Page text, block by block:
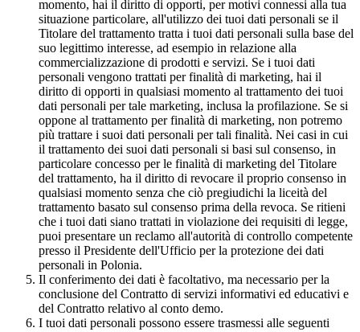
momento, hai il diritto di opporti, per motivi connessi alla tua
situazione particolare, all'utilizzo dei tuoi dati personali se il
Titolare del trattamento tratta i tuoi dati personali sulla base del
suo legittimo interesse, ad esempio in relazione alla
commercializzazione di prodotti e servizi. Se i tuoi dati
personali vengono trattati per finalità di marketing, hai il
diritto di opporti in qualsiasi momento al trattamento dei tuoi
dati personali per tale marketing, inclusa la profilazione. Se si
oppone al trattamento per finalità di marketing, non potremo
più trattare i suoi dati personali per tali finalità. Nei casi in cui
il trattamento dei suoi dati personali si basi sul consenso, in
particolare concesso per le finalità di marketing del Titolare
del trattamento, ha il diritto di revocare il proprio consenso in
qualsiasi momento senza che ciò pregiudichi la liceità del
trattamento basato sul consenso prima della revoca. Se ritieni
che i tuoi dati siano trattati in violazione dei requisiti di legge,
puoi presentare un reclamo all'autorità di controllo competente
presso il Presidente dell'Ufficio per la protezione dei dati
personali in Polonia.
Il conferimento dei dati è facoltativo, ma necessario per la
conclusione del Contratto di servizi informativi ed educativi e
del Contratto relativo al conto demo.
I tuoi dati personali possono essere trasmessi alle seguenti